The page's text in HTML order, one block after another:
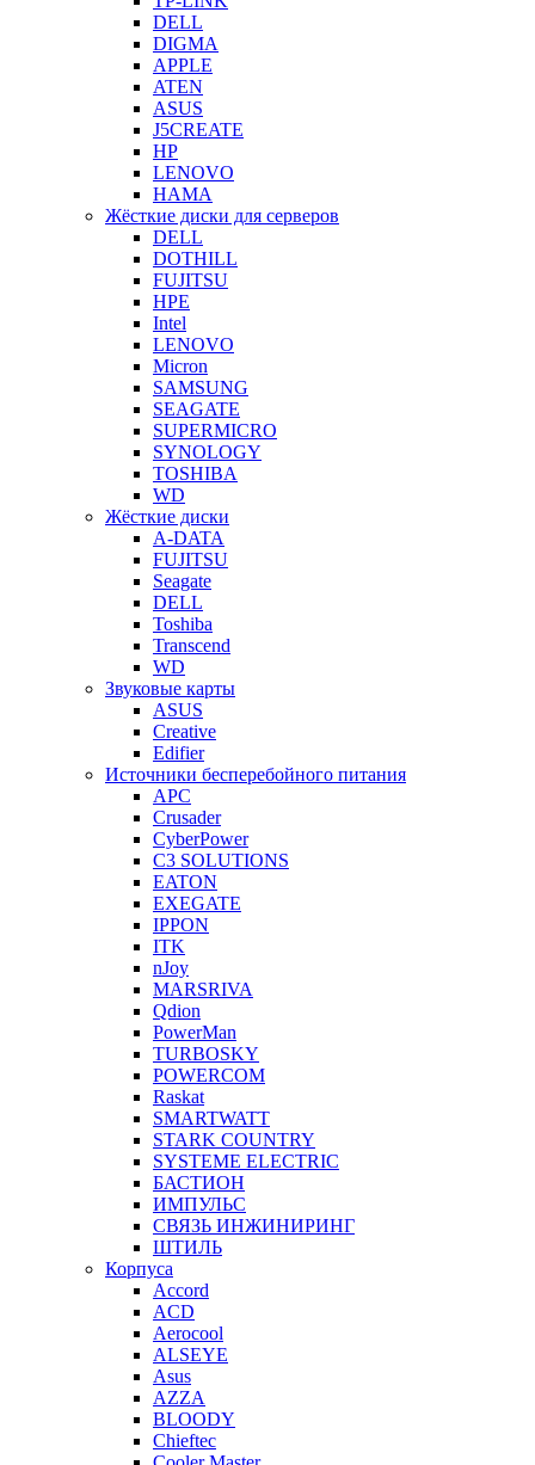
DELL
DIGMA
APPLE
ATEN
ASUS
J5CREATE
HP
LENOVO
HAMA
Жёсткие диски для серверов
DELL
DOTHILL
FUJITSU
HPE
Intel
LENOVO
Micron
SAMSUNG
SEAGATE
SUPERMICRO
SYNOLOGY
TOSHIBA
WD
Жёсткие диски
A-DATA
FUJITSU
Seagate
DELL
Toshiba
Transcend
WD
Звуковые карты
ASUS
Creative
Edifier
Источники бесперебойного питания
APC
Crusader
CyberPower
C3 SOLUTIONS
EATON
EXEGATE
IPPON
ITK
nJoy
MARSRIVA
Qdion
PowerMan
TURBOSKY
POWERCOM
Raskat
SMARTWATT
STARK COUNTRY
SYSTEME ELECTRIC
БАСТИОН
ИМПУЛЬС
СВЯЗЬ ИНЖИНИРИНГ
ШТИЛЬ
Корпуса
Accord
ACD
Aerocool
ALSEYE
Asus
AZZA
BLOODY
Chieftec